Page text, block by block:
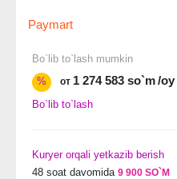
Paymart
Bo`lib to`lash mumkin
%
от 1 274 583 so`m/oy
Bo`lib to`lash
Kuryer orqali yetkazib berish
48 soat davomida 9 900 SO`M